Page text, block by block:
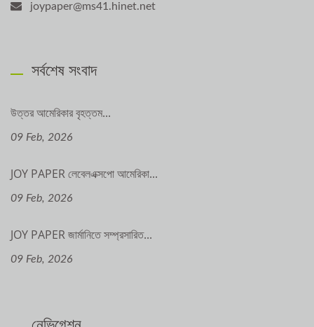
joypaper@ms41.hinet.net
সর্বশেষ সংবাদ
উত্তর আমেরিকার বৃহত্তম...
09 Feb, 2026
JOY PAPER লেবেলএক্সপো আমেরিকা...
09 Feb, 2026
JOY PAPER জার্মানিতে সম্প্রসারিত...
09 Feb, 2026